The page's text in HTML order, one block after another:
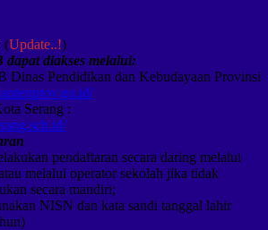
(Update..!)
diakses melalui:
Dinas Pendidikan dan Kebudayaan Provinsi
Serang :
pendaftaran secara daring melalui
melalui operator sekolah jika tidak
secara mandiri;
NISN dan kata sandi tanggal lahir